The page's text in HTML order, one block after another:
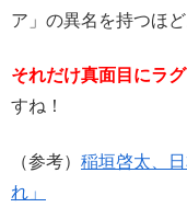
ア」の異名を持つほど
それだけ真面目にラ
すね！
（参考） 稲垣啓太、
れ」